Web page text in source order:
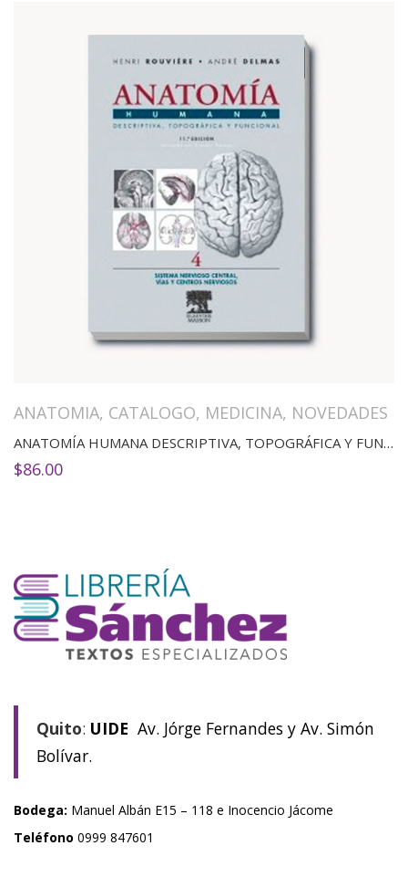
ANATOMIA, CATALOGO, MEDICINA, NOVEDADES
ANATOMÍA HUMANA DESCRIPTIVA, TOPOGRÁFICA Y FUNCIONAL. TOMO 4. SISTEMA NERVIOSO CENTRAL. VÍAS Y CENTROS NERVIOSOS(11ED)
$86.00
Quito: UIDE Av. Jórge Fernandes y Av. Simón
Bolívar.
Bodega: Manuel Albán E15 – 118 e Inocencio Jácome
Teléfono 0999 847601